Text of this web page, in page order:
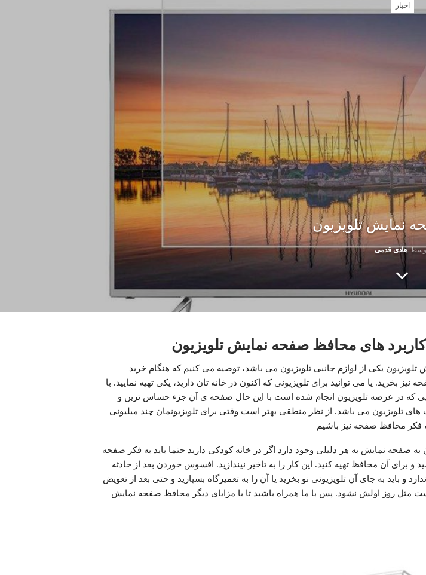
اخبار
نمایش تلویزیون
هادی قدمی
کاربرد های محافظ صفحه نمایش تلویزیون
یکی از لوازم جانبی تلویزیون می باشد، توصیه می کنیم که هنگام خرید
نیز بخرید. یا می توانید برای تلویزیونی که اکنون در خانه تان دارید، یکی تهیه نمایید. با
که در عرصه تلویزیون انجام شده است با این حال صفحه ی آن جزء حساس ترین و
تلویزیون می باشد. از نظر منطقی بهتر است وقتی برای تلویزیونمان چند میلیونی
فکر محافظ صفحه نیز باشیم
صفحه نمایش به هر دلیلی وجود دارد اگر در خانه کودکی دارید حتما باید به فکر صفحه
و برای آن محافظ تهیه کنید. این کار را به تاخیر نیندازید. افسوس خوردن بعد از حادثه
و باید به جای آن تلویزیونی نو بخرید یا آن را به تعمیرگاه بسپارید و حتی بعد از تعویض
مثل روز اولش نشود. پس با ما همراه باشید تا با مزایای دیگر محافظ صفحه نمایش